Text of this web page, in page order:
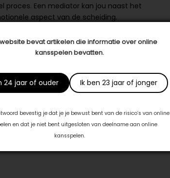
bevat artikelen die informatie over online
kansspelen bevatten.
24 jaar of ouder Ik ben 23 jaar of jonger
bevestig je dat je je bewust bent van de risico’s van online
en dat je niet bent uitgesloten van deelname aan online
kansspelen.
proces. Een mediator kan jou naast het
aspect van de scheiding.
met het kind. Tijdens het opstellen
handig is en bij de belangen van het
krijgt en niet in de knel komt. Ook al ben
ouders te zijn en nog met elkaar te
Van Ewijk Advocaten Mediators